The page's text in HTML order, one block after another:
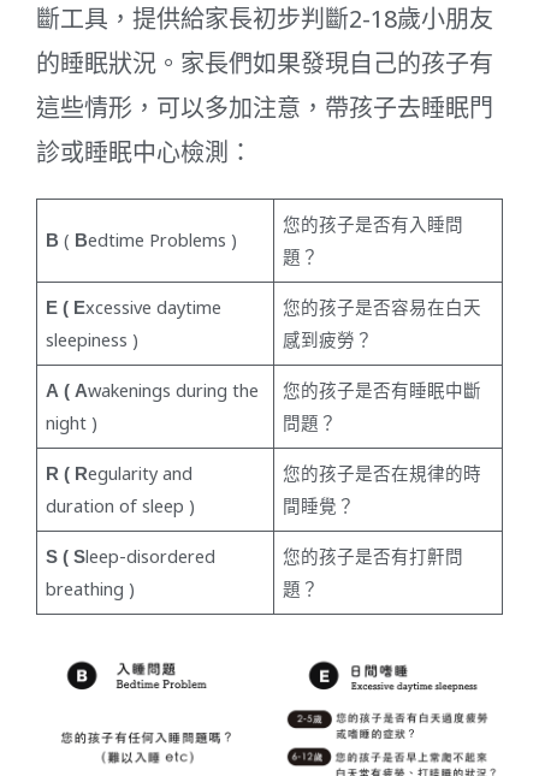
斷工具，提供給家長初步判斷2-18歲小朋友
的睡眠狀況。家長們如果發現自己的孩子有
這些情形，可以多加注意，帶孩子去睡眠門
診或睡眠中心檢測：
B ( Bedtime Problems )
您的孩子是否有入睡問
題？
E ( Excessive daytime
sleepiness )
您的孩子是否容易在白天
感到疲勞？
A ( Awakenings during the
night )
您的孩子是否有睡眠中斷
問題？
R ( Regularity and
duration of sleep )
您的孩子是否在規律的時
間睡覺？
S ( Sleep-disordered
breathing )
您的孩子是否有打鼾問
題？